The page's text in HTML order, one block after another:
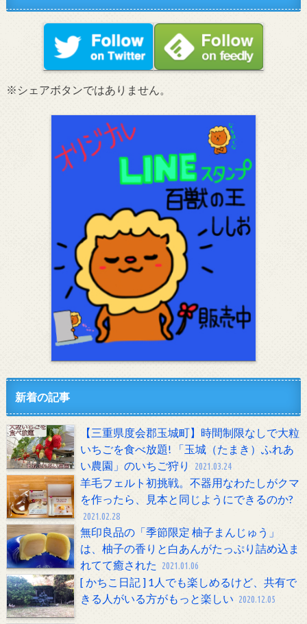
※シェアボタンではありません。
新着の記事
【三重県度会郡玉城町】時間制限なしで大粒
いちごを食べ放題! 「玉城（たまき）ふれあ
い農園」のいちご狩り
2021.03.24
羊毛フェルト初挑戦。不器用なわたしがクマ
を作ったら、見本と同じようにできるのか?
2021.02.28
無印良品の「季節限定 柚子まんじゅう」
は、柚子の香りと白あんがたっぷり詰め込ま
れてて癒された
2021.01.06
[ かちこ日記 ] 1人でも楽しめるけど、共有で
きる人がいる方がもっと楽しい 2020.12.05